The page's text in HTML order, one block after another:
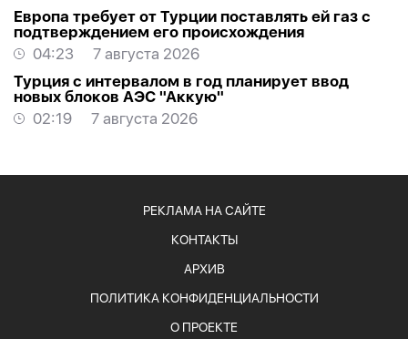
Европа требует от Турции поставлять ей газ с
подтверждением его происхождения
04:23
7 августа 2026
Турция с интервалом в год планирует ввод
новых блоков АЭС "Аккую"
02:19
7 августа 2026
РЕКЛАМА НА САЙТЕ
КОНТАКТЫ
АРХИВ
ПОЛИТИКА КОНФИДЕНЦИАЛЬНОСТИ
О ПРОЕКТЕ